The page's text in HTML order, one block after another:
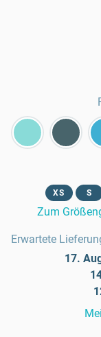
XS S
Zum
Erwartete
17.